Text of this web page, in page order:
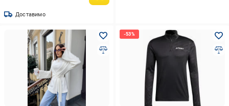
Доставимо